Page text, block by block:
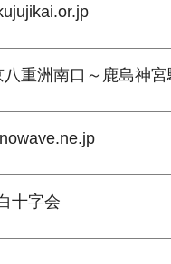
重洲南口～鹿島神
十字会